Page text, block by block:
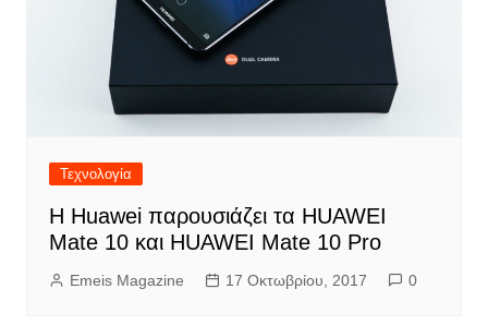
Τεχνολογία
Η Huawei παρουσιάζει τα HUAWEI
Mate 10 και HUAWEI Mate 10 Pro
Emeis Magazine 17 Οκτωβρίου, 2017 0